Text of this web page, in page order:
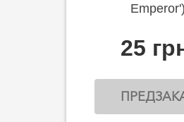
Emperor')
25